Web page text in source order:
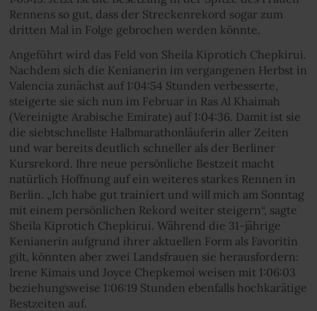
Rennens so gut, dass der Streckenrekord sogar zum
dritten Mal in Folge gebrochen werden könnte.
Angeführt wird das Feld von Sheila Kiprotich Chepkirui.
Nachdem sich die Kenianerin im vergangenen Herbst in
Valencia zunächst auf 1:04:54 Stunden verbesserte,
steigerte sie sich nun im Februar in Ras Al Khaimah
(Vereinigte Arabische Emirate) auf 1:04:36. Damit ist sie
die siebtschnellste Halbmarathonläuferin aller Zeiten
und war bereits deutlich schneller als der Berliner
Kursrekord. Ihre neue persönliche Bestzeit macht
natürlich Hoffnung auf ein weiteres starkes Rennen in
Berlin. „Ich habe gut trainiert und will mich am Sonntag
mit einem persönlichen Rekord weiter steigern“, sagte
Sheila Kiprotich Chepkirui. Während die 31-jährige
Kenianerin aufgrund ihrer aktuellen Form als Favoritin
gilt, könnten aber zwei Landsfrauen sie herausfordern:
Irene Kimais und Joyce Chepkemoi weisen mit 1:06:03
beziehungsweise 1:06:19 Stunden ebenfalls hochkarätige
Bestzeiten auf.